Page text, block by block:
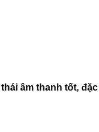
âm thanh tốt,